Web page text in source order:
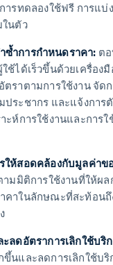
ารทดลองใช้ฟรี การแ
ในตัว
ซ้ำการกำหนดราคา: ต
ช้ได้เร็วขึ้นด้วยเครื่อง
ตราตามการใช้งาน จัด
ประชากร และแจ้งการ
ะห์การใช้งานและการใ
ให้สอดคล้องกับมูลค่าข
ตามมิติการใช้งานที่ให้ผ
คาในลักษณะที่สะท้อนถึ
ลดอัตราการเลิกใช้บริ
ขึ้นและลดการเลิกใช้บ